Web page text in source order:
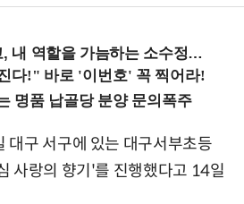
하는 소수정예 실습 워크숍 (8/28 신논현역)
대구 서구에 있는 대구서부초등
사랑의 향기'를 진행했다고 14일